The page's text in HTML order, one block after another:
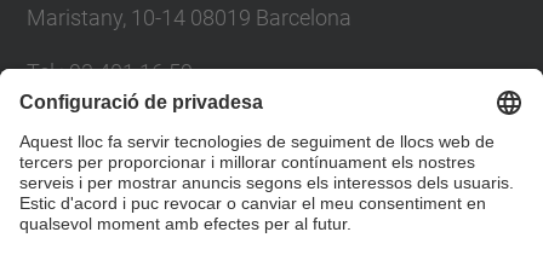
Maristany, 10-14 08019 Barcelona
Tel.:93 401 16 59
Directori UPC
Formulari de contacte